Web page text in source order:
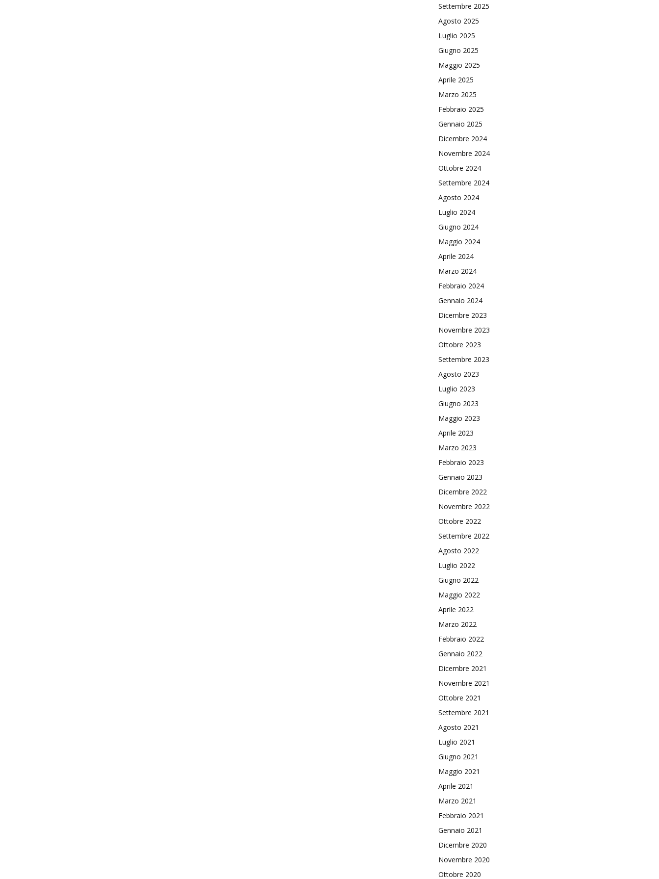
Settembre 2025
Agosto 2025
Luglio 2025
Giugno 2025
Maggio 2025
Aprile 2025
Marzo 2025
Febbraio 2025
Gennaio 2025
Dicembre 2024
Novembre 2024
Ottobre 2024
Settembre 2024
Agosto 2024
Luglio 2024
Giugno 2024
Maggio 2024
Aprile 2024
Marzo 2024
Febbraio 2024
Gennaio 2024
Dicembre 2023
Novembre 2023
Ottobre 2023
Settembre 2023
Agosto 2023
Luglio 2023
Giugno 2023
Maggio 2023
Aprile 2023
Marzo 2023
Febbraio 2023
Gennaio 2023
Dicembre 2022
Novembre 2022
Ottobre 2022
Settembre 2022
Agosto 2022
Luglio 2022
Giugno 2022
Maggio 2022
Aprile 2022
Marzo 2022
Febbraio 2022
Gennaio 2022
Dicembre 2021
Novembre 2021
Ottobre 2021
Settembre 2021
Agosto 2021
Luglio 2021
Giugno 2021
Maggio 2021
Aprile 2021
Marzo 2021
Febbraio 2021
Gennaio 2021
Dicembre 2020
Novembre 2020
Ottobre 2020